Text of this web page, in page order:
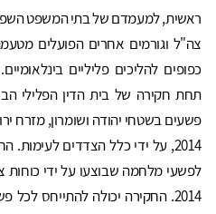
ראשית, למעמדם של בתי המשפט
צה"ל וגורמים אחרים הפועלים
תחת חקירה של בית הדין הפלילי
2014, על ידי כלל הצדדים
לפשעי מלחמה שבוצעו על ידי
2014. החקירה יכולה להתייחס